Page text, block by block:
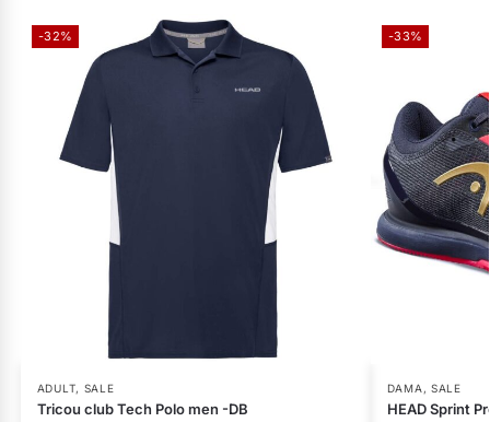
-32%
ADULT, SALE
Tricou club Tech Polo men -DB
-33%
DAMA , SALE
HEAD Sprint